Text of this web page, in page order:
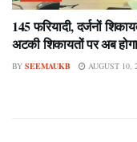
145 फरियादी, दर्जनों
अटकी शिकायतों पर अब
BY SEEMAUKB AUGUST 10,